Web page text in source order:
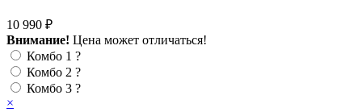
10 990 ₽
Внимание! Цена может отличаться!
Комбо 1 ?
Комбо 2 ?
Комбо 3 ?
×